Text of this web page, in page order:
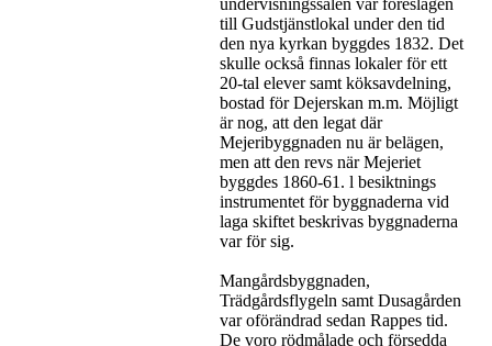
undervisningssalen var föreslagen
till Gudstjänstlokal under den tid
den nya kyrkan byggdes 1832. Det
skulle också finnas lokaler för ett
20-tal elever samt köksavdelning,
bostad för Dejerskan m.m. Möjligt
är nog, att den legat där
Mejeribyggnaden nu är belägen,
men att den revs när Mejeriet
byggdes 1860-61. l besiktnings
instrumentet för byggnaderna vid
laga skiftet beskrivas byggnaderna
var för sig.
Mangårdsbyggnaden,
Trädgårdsflygeln samt Dusagården
var oförändrad sedan Rappes tid.
De voro rödmålade och försedda